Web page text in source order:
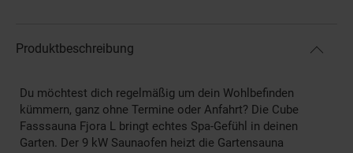
Produktbeschreibung
Du möchtest dich regelmäßig um dein Wohlbefinden
kümmern, ganz ohne Termine oder Anfahrt? Die Cube
Fasssauna Fjora L bringt echtes Spa-Gefühl in deinen
Garten. Der 9 kW Saunaofen heizt die Gartensauna